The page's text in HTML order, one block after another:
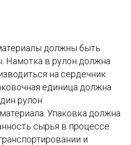
должны быть
Намотка в рулон должна
на сердечник
единица должна
рулон
Упаковка должна
сырья в процессе
и